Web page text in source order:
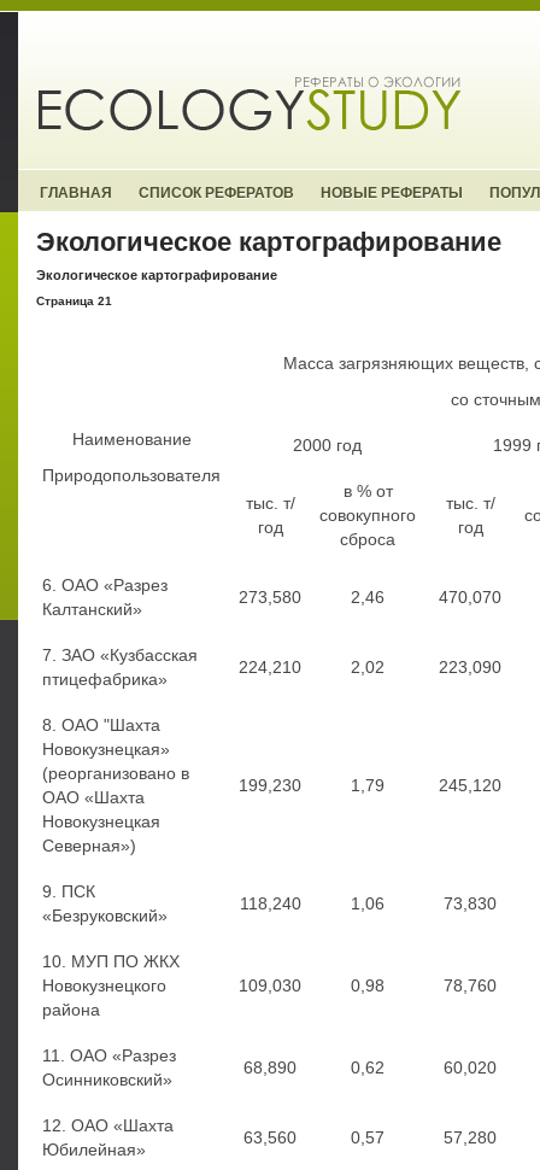
ГЛАВНАЯ СПИСОК РЕФЕРАТОВ НОВЫЕ РЕФЕРАТЫ
Экологическое картографирование
Экологическое картографирование
Страница 21
Наименование
Природопользователя
Масса загрязняющих веществ,
со
2000 год 1999
тыс. т/
год
в % от
совокупного
сброса
тыс. т/
год
6. ОАО «Разрез
Калтанский»
273,580 2,46 470,070
7. ЗАО «Кузбасская
птицефабрика»
224,210 2,02 223,090
8. ОАО "Шахта
Новокузнецкая»
(реорганизовано в
ОАО «Шахта
Новокузнецкая
Северная»)
199,230 1,79 245,120
9. ПСК
«Безруковский»
118,240 1,06 73,830
10. МУП ПО ЖКХ
Новокузнецкого
района
109,030 0,98 78,760
11. ОАО «Разрез
Осинниковский»
68,890 0,62 60,020
12. ОАО «Шахта
Юбилейная»
63,560 0,57 57,280